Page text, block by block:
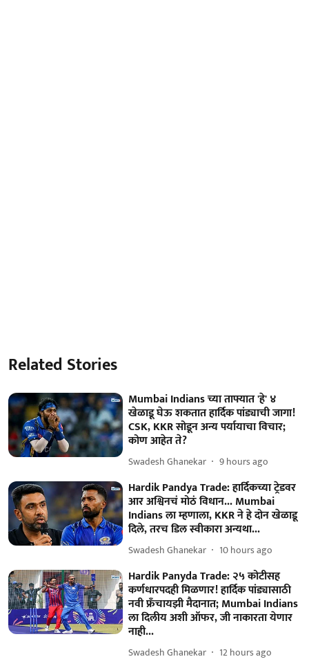
Related Stories
Mumbai Indians च्या ताफ्यात 'हे' ४
खेळाडू घेऊ शकतात हार्दिक पांड्याची जागा!
CSK, KKR सोडून अन्य पर्यायाचा विचार;
कोण आहेत ते?
Swadesh Ghanekar 9 hours ago
Hardik Pandya Trade: हार्दिकच्या ट्रेडवर
आर अश्विनचं मोठं विधान... Mumbai
Indians ला म्हणाला, KKR ने हे दोन खेळाडू
दिले, तरच डिल स्वीकारा अन्यथा...
Swadesh Ghanekar 10 hours ago
Hardik Panyda Trade: २५ कोटीसह
कर्णधारपदही मिळणार! हार्दिक पांड्यासाठी
नवी फ्रँचायझी मैदानात; Mumbai Indians
ला दिलीय अशी ऑफर, जी नाकारता येणार
नाही...
Swadesh Ghanekar 12 hours ago